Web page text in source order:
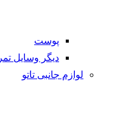
پوست
دیگر وسایل تمرین
لوازم جانبی تاتو